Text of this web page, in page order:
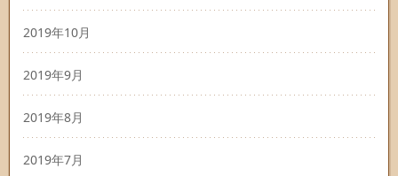
2019年10月
2019年9月
2019年8月
2019年7月